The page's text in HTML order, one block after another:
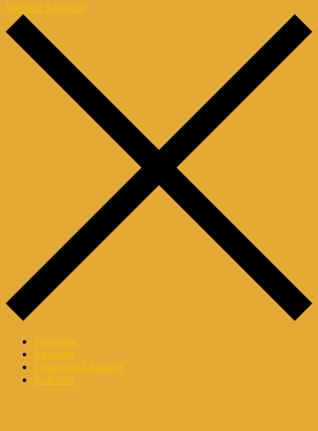
Webinar Magazin
Webinare
Experten
Corporate Channels
Kalender